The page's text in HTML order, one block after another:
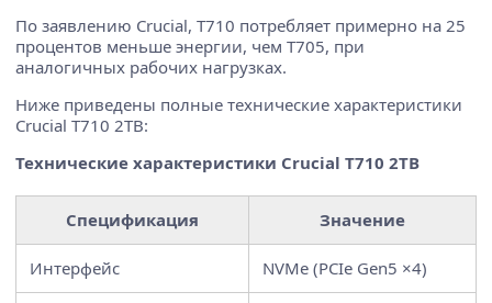
По заявлению Crucial, T710 потребляет примерно на 25
процентов меньше энергии, чем T705, при
аналогичных рабочих нагрузках.
Ниже приведены полные технические характеристики
Crucial T710 2TB:
Технические характеристики Crucial T710 2TB
Спецификация Значение
Интерфейс NVMe (PCIe Gen5 ×4)